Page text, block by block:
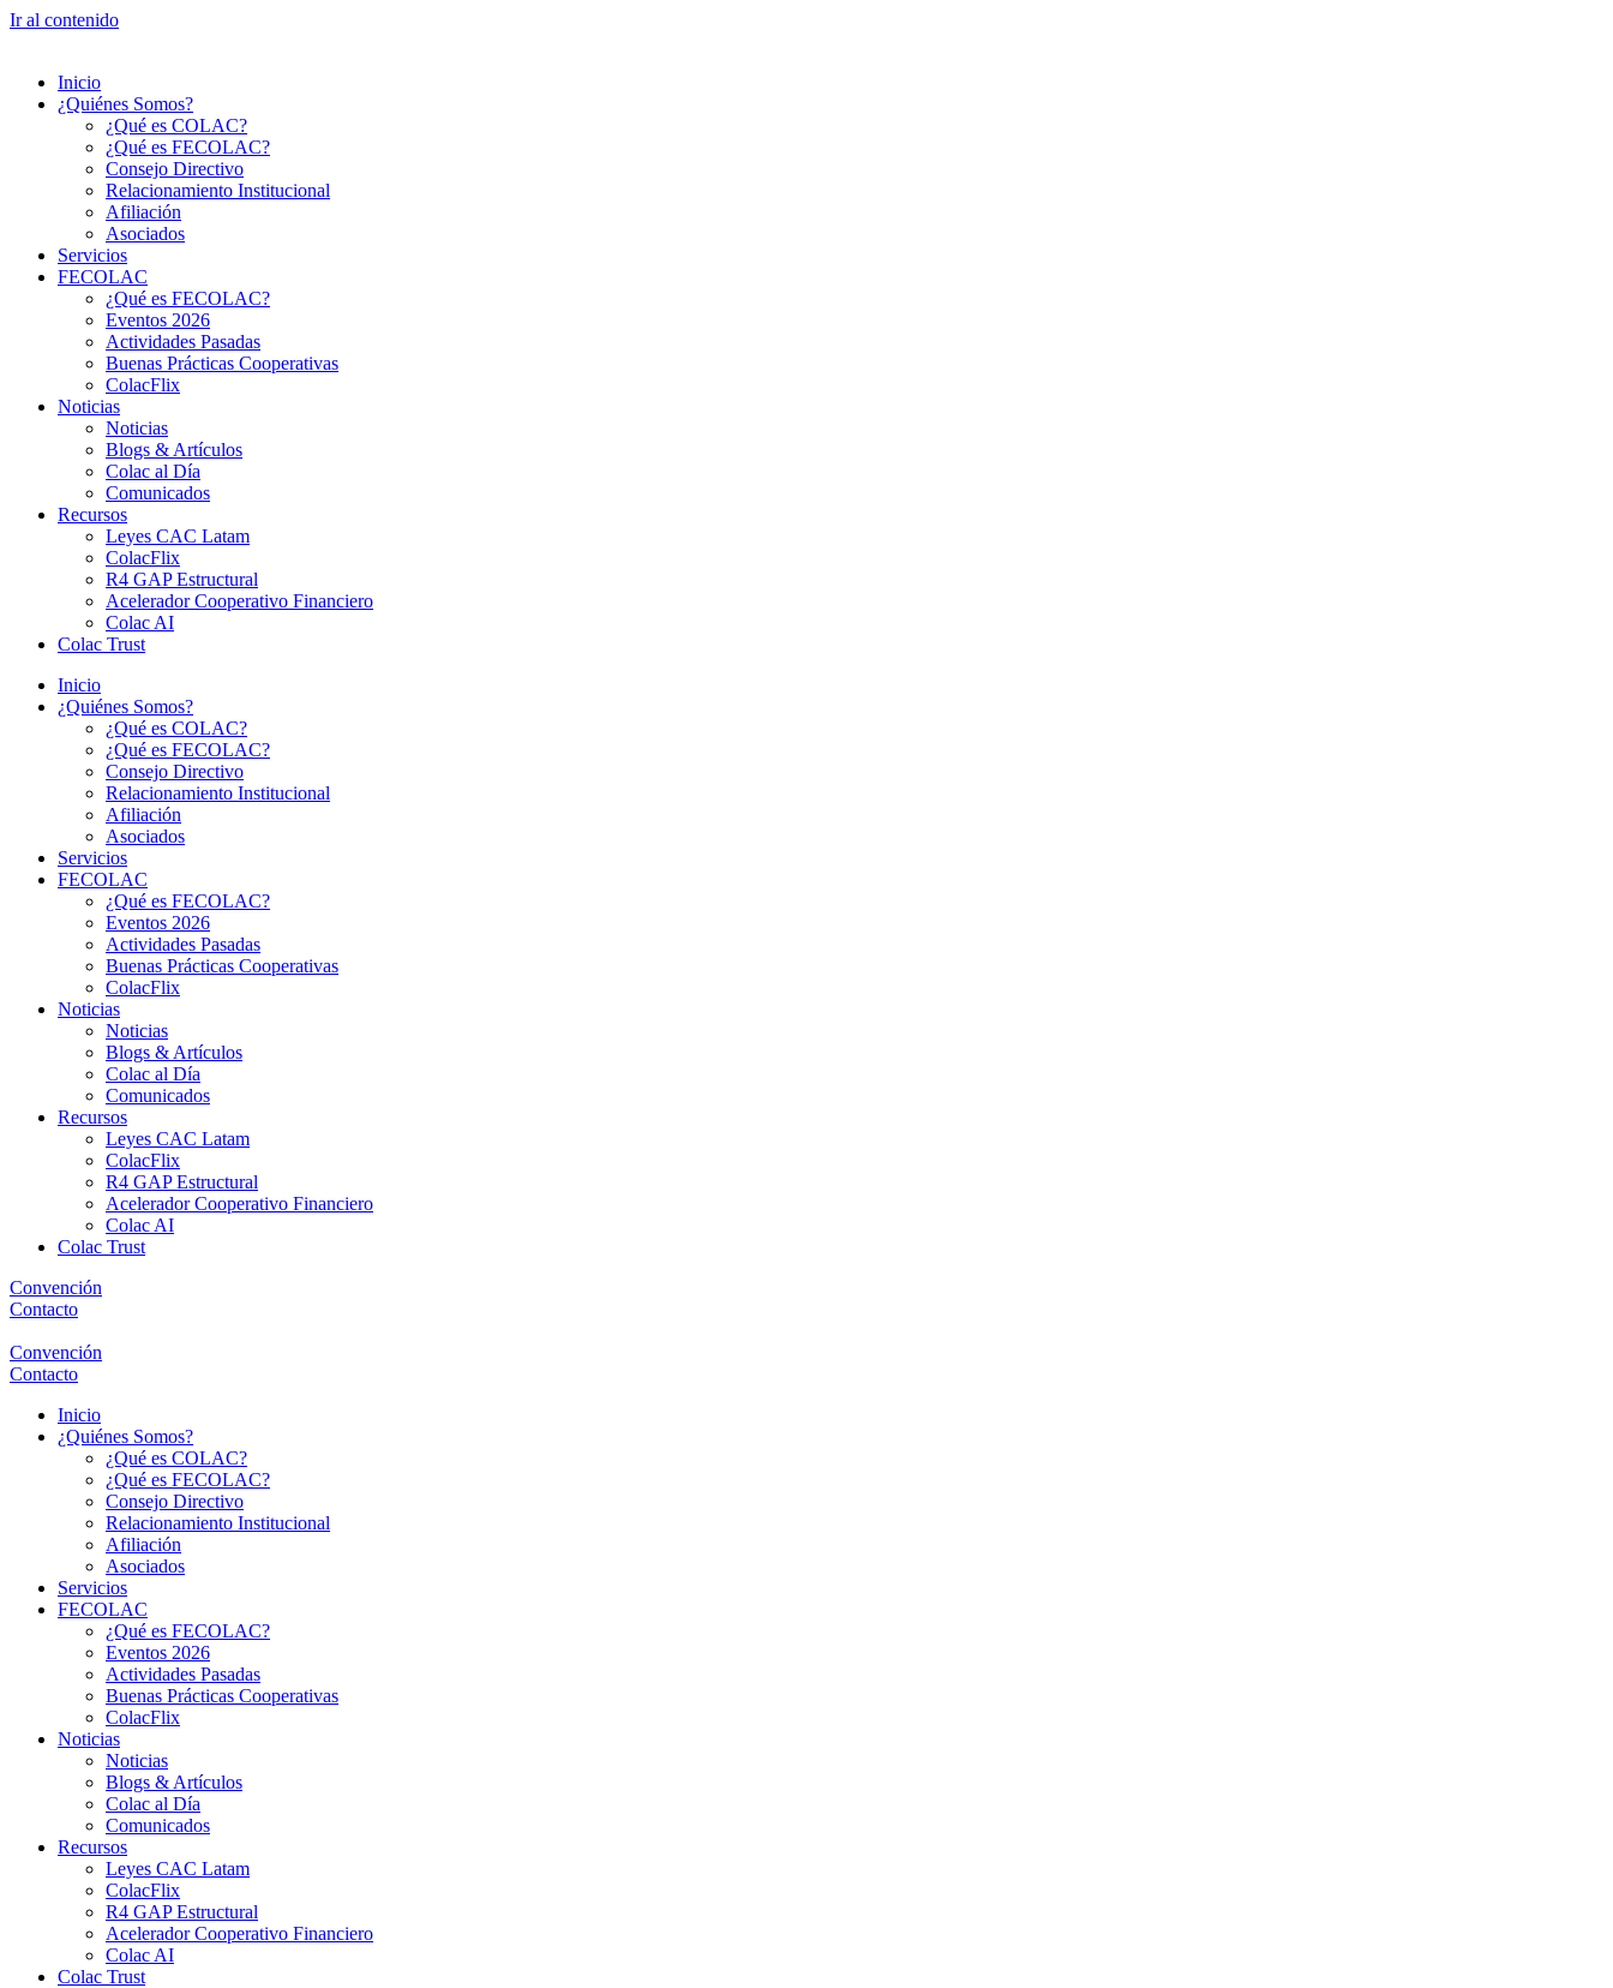
Ir al contenido
Inicio
¿Quiénes Somos?
¿Qué es COLAC?
¿Qué es FECOLAC?
Consejo Directivo
Relacionamiento Institucional
Afiliación
Asociados
Servicios
FECOLAC
¿Qué es FECOLAC?
Eventos 2026
Actividades Pasadas
Buenas Prácticas Cooperativas
ColacFlix
Noticias
Noticias
Blogs & Artículos
Colac al Día
Comunicados
Recursos
Leyes CAC Latam
ColacFlix
R4 GAP Estructural
Acelerador Cooperativo Financiero
Colac AI
Colac Trust
Inicio
¿Quiénes Somos?
¿Qué es COLAC?
¿Qué es FECOLAC?
Consejo Directivo
Relacionamiento Institucional
Afiliación
Asociados
Servicios
FECOLAC
¿Qué es FECOLAC?
Eventos 2026
Actividades Pasadas
Buenas Prácticas Cooperativas
ColacFlix
Noticias
Noticias
Blogs & Artículos
Colac al Día
Comunicados
Recursos
Leyes CAC Latam
ColacFlix
R4 GAP Estructural
Acelerador Cooperativo Financiero
Colac AI
Colac Trust
Convención
Contacto
Convención
Contacto
Inicio
¿Quiénes Somos?
¿Qué es COLAC?
¿Qué es FECOLAC?
Consejo Directivo
Relacionamiento Institucional
Afiliación
Asociados
Servicios
FECOLAC
¿Qué es FECOLAC?
Eventos 2026
Actividades Pasadas
Buenas Prácticas Cooperativas
ColacFlix
Noticias
Noticias
Blogs & Artículos
Colac al Día
Comunicados
Recursos
Leyes CAC Latam
ColacFlix
R4 GAP Estructural
Acelerador Cooperativo Financiero
Colac AI
Colac Trust